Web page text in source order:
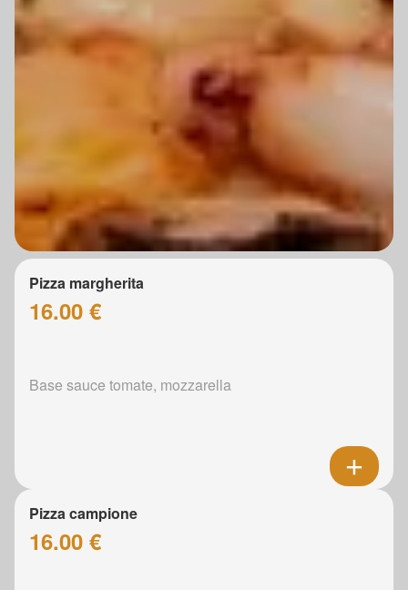
Pizza margherita
16.00 €
Base sauce tomate, mozzarella
Pizza campione
16.00 €